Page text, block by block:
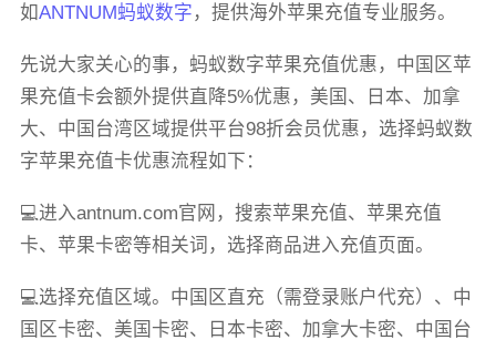
如ANTNUM蚂蚁数字 ，提供海外苹果充值专业服务。
先说大家关心的事，蚂蚁数字苹果充值优惠，中国区苹
果充值卡会额外提供直降5%优惠，美国、日本、加拿
大、中国台湾区域提供平台98折会员优惠，选择蚂蚁数
字苹果充值卡优惠流程如下：
💻进入antnum.com官网，搜索苹果充值、苹果充值
卡、苹果卡密等相关词，选择商品进入充值页面。
💻选择充值区域。中国区直充（需登录账户代充）、中
国区卡密、美国卡密、日本卡密、加拿大卡密、中国台